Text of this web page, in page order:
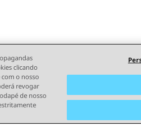
clicando
o nosso
revogar
de nosso